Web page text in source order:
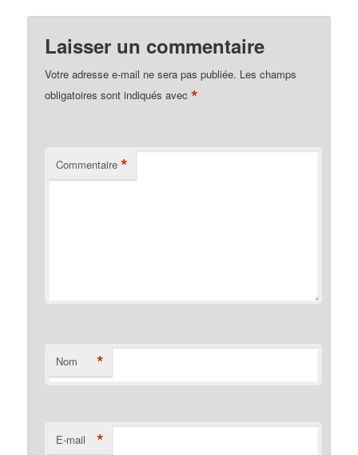
Laisser un commentaire
Votre adresse e-mail ne sera pas publiée. Les champs
obligatoires sont indiqués avec*
Commentaire *
Nom *
E-mail *